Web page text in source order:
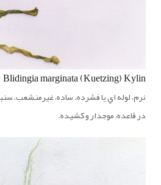
Blidingia marginata (Kuetzing) Kylin /
نرم، لوله اي يا فشرده. ساده، غيرمنشعب،
در قاعده، موجدار و كشيده.